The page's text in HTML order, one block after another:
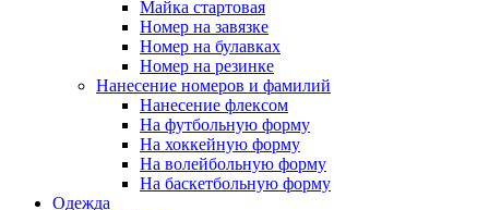
Майка стартовая
Номер на завязке
Номер на булавках
Номер на резинке
Нанесение номеров и фамилий
Нанесение флексом
На футбольную форму
На хоккейную форму
На волейбольную форму
На баскетбольную форму
Одежда